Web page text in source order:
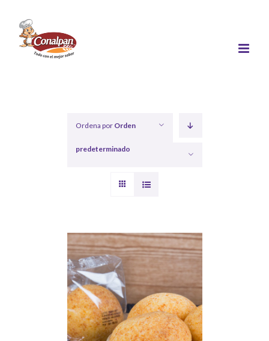
contenido
Ordena por Orden
predeterminado
Mostrar12 productos
DETALLES